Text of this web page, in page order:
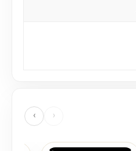
‹
›